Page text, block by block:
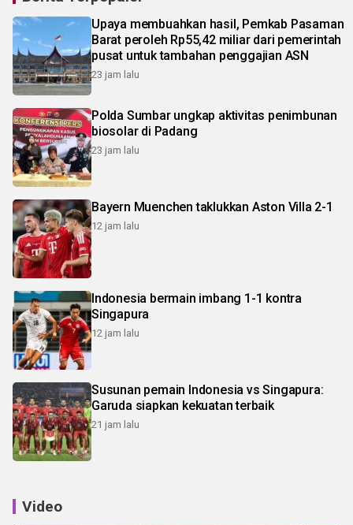
Upaya membuahkan hasil, Pemkab Pasaman
Barat peroleh Rp55,42 miliar dari pemerintah
pusat untuk tambahan penggajian ASN
23 jam lalu
Polda Sumbar ungkap aktivitas penimbunan
biosolar di Padang
23 jam lalu
Bayern Muenchen taklukkan Aston Villa 2-1
12 jam lalu
Indonesia bermain imbang 1-1 kontra
Singapura
12 jam lalu
Susunan pemain Indonesia vs Singapura:
Garuda siapkan kekuatan terbaik
21 jam lalu
Video